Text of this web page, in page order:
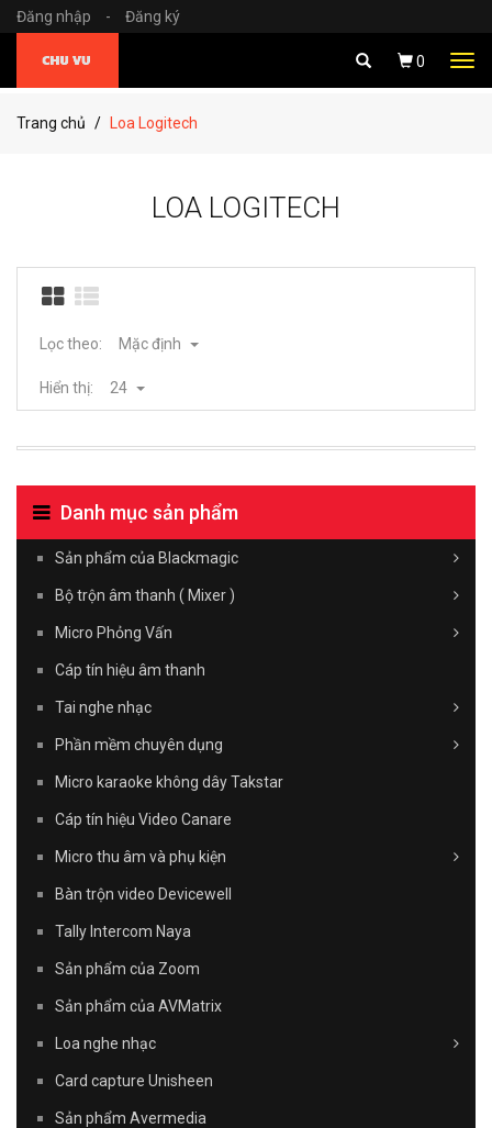
Đăng nhập - Đăng ký
0
Trang chủ Loa Logitech
LOA LOGITECH
Lọc theo: Mặc định
Hiển thị: 24
Danh mục sản phẩm
Sản phẩm của Blackmagic
Bộ trộn âm thanh ( Mixer )
Micro Phỏng Vấn
Cáp tín hiệu âm thanh
Tai nghe nhạc
Phần mềm chuyên dụng
Micro karaoke không dây Takstar
Cáp tín hiệu Video Canare
Micro thu âm và phụ kiện
Bàn trộn video Devicewell
Tally Intercom Naya
Sản phẩm của Zoom
Sản phẩm của AVMatrix
Loa nghe nhạc
Card capture Unisheen
Sản phẩm Avermedia